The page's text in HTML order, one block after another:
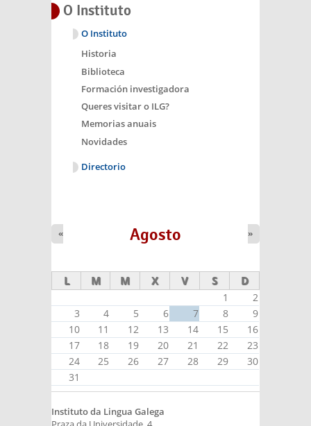
O Instituto
O Instituto
Historia
Biblioteca
Formación investigadora
Queres visitar o ILG?
Memorias anuais
Novidades
Directorio
Agosto
« »
L M M X V S D
1
2
3
4 5 6 7 8
9
10
11 12 13 14 15
16
17
18 19 20 21 22
23
24
25 26 27 28 29
30
31
Instituto da Lingua Galega